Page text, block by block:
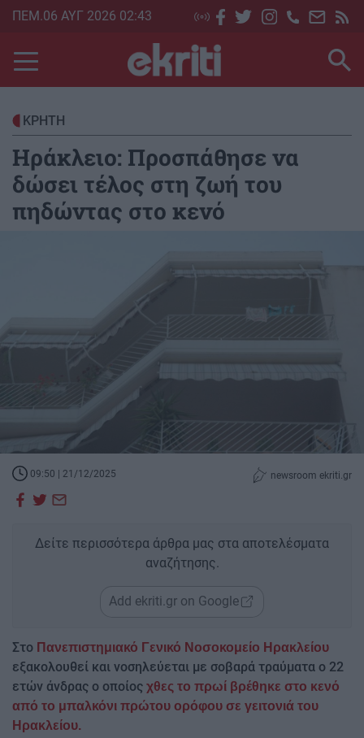
Skip
main
content
ΠΕΜ.06 ΑΥΓ 2026 02:43
ΚΡΗΤΗ
Ηράκλειο: Προσπάθησε να
δώσει τέλος στη ζωή του
πηδώντας στο κενό
09:50 | 21/12/2025 newsroom ekriti.gr
Δείτε περισσότερα άρθρα μας στα αποτελέσματα
αναζήτησης.
Add ekriti.gr on Google
Στο Πανεπιστημιακό Γενικό Νοσοκομείο Ηρακλείου
εξακολουθεί και νοσηλεύεται με σοβαρά τραύματα ο 22
ετών άνδρας ο οποίος χθες το πρωί βρέθηκε στο κενό
από το μπαλκόνι πρώτου ορόφου σε γειτονιά του
Ηρακλείου.